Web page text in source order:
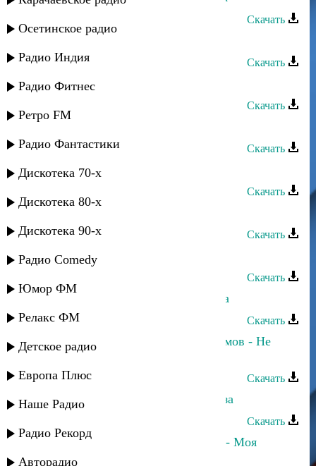
Осетинское радио
Радио Индия
Радио Фитнес
Ретро FM
Радио Фантастики
Дискотека 70-х
Дискотека 80-х
Дискотека 90-х
Радио Comedy
Юмор ФМ
Релакс ФМ
Детское радио
Европа Плюс
Наше Радио
Радио Рекорд
Авторадио
Скачать
Скачать
Ренат Идрисов - Где ты
Скачать
Ренат - Зун туна
Скачать
Ренат - Мугуббат
Скачать
Скачать
Ренат - Твои глаза
Скачать
Ренат Юсупов - Сын своего народа
Скачать
Марина Мустафаева и Ренат Каримов - Не
могу без тебя
Скачать
Малыш и Ренат - Открой свои глаза
Скачать
Ренат Джамилов и Султан Трамов - Моя
любовь